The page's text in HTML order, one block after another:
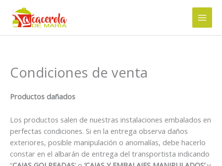
contenido
Condiciones de venta
Productos dañados
Los productos salen de nuestras instalaciones embalados en
perfectas condiciones. Si en la entrega observa daños
exteriores, posible manipulación o anomalías, debe hacerlo
constar en el albarán de entrega del transportista indicando